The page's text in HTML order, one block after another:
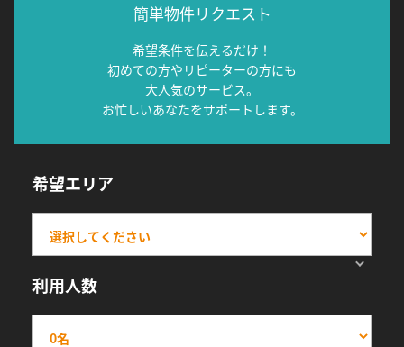
簡単物件リクエスト
希望条件を伝えるだけ！
初めての方やリピーターの方にも
大人気のサービス。
お忙しいあなたをサポートします。
希望エリア
利用人数